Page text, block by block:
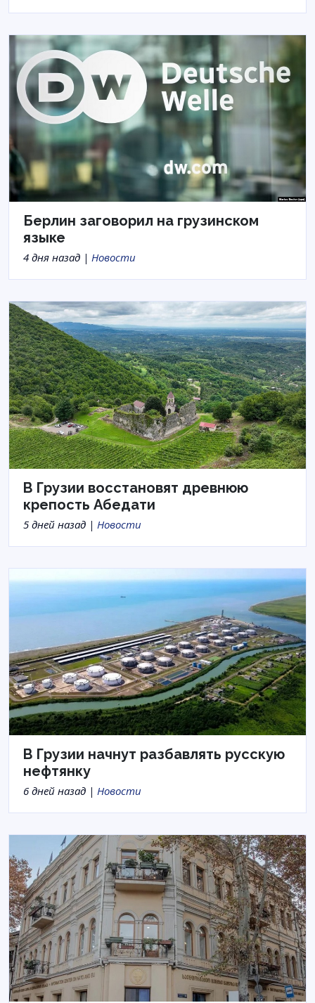
Берлин заговорил на грузинском
языке
4 дня назад | Новости
В Грузии восстановят древнюю
крепость Абедати
5 дней назад | Новости
В Грузии начнут разбавлять русскую
нефтянку
6 дней назад | Новости